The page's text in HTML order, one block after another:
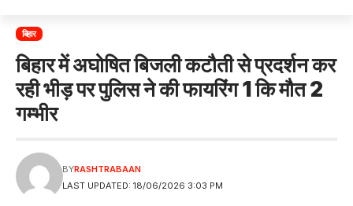
बिहार
बिहार में अघोषित बिजली कटौती से प्रदर्शन कर
रही भीड़ पर पुलिस ने की फायरिंग 1 कि मौत 2
गम्भीर
LAST UPDATED: 18/06/2026 3:03 PM
BYRASHTRABAAN